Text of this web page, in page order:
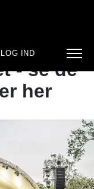
LOG IND
- se de
her